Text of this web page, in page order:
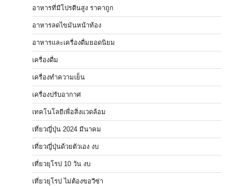
อาหารที่มีโปรตีนสูง ราคาถูก
อาหารลดไขมันหน้าท้อง
อาหารและเครื่องดื่มยอดนิยม
เครื่องดื่ม
เครื่องทำความเย็น
เครื่องปรับอากาศ
เทคโนโลยีเพื่อสิ่งแวดล้อม
เที่ยวญี่ปุ่น 2024 มีนาคม
เที่ยวญี่ปุ่นด้วยตัวเอง งบ
เที่ยวยุโรป 10 วัน งบ
เที่ยวยุโรป ไม่ต้องขอวีซ่า